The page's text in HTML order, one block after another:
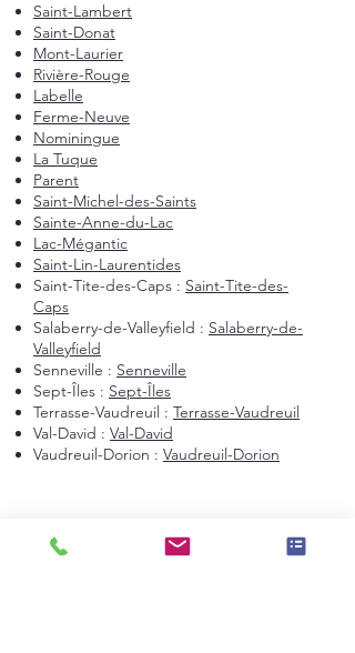
Saint-Lambert
Saint-Donat
Mont-Laurier
Rivière-Rouge
Labelle
Ferme-Neuve
Nominingue
La Tuque
Parent
Saint-Michel-des-Saints
Sainte-Anne-du-Lac
Lac-Mégantic
Saint-Lin-Laurentides
Saint-Tite-des-Caps : Saint-Tite-des-
Caps
Salaberry-de-Valleyfield : Salaberry-de-
Valleyfield
Senneville : Senneville
Sept-Îles : Sept-Îles
Terrasse-Vaudreuil : Terrasse-Vaudreuil
Val-David : Val-David
Vaudreuil-Dorion : Vaudreuil-Dorion